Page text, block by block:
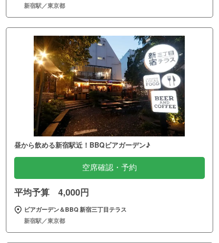
新宿駅／東京都
昼から飲める新宿駅近！BBQビアガーデン♪
空席確認・予約
平均予算 4,000円
ビアガーデン＆BBQ 新宿三丁目テラス
新宿駅／東京都